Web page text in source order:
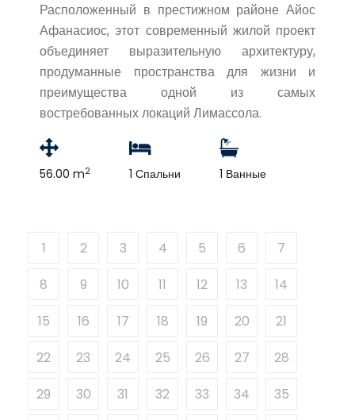
Расположенный в престижном районе Айос
Афанасиос, этот современный жилой проект
объединяет выразительную архитектуру,
продуманные пространства для жизни и
преимущества одной из самых
востребованных локаций Лимассола.
56.00 m2 1 Спальни 1 Ванные
1 2 3 4 5 6
7
8
9 10 11 12 13
14
15
16 17 18 19 20
21
22
23 24 25 26 27
28
29
30 31 32 33 34 35